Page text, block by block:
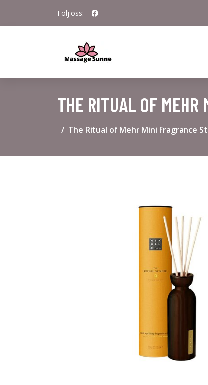
Följ oss:
THE RITUAL OF MEHR
The Ritual of Mehr Mini Fragrance